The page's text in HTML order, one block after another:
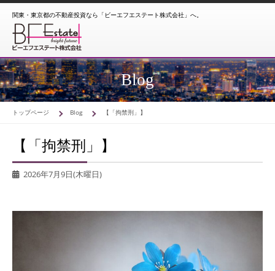
関東・東京都の不動産投資なら「ビーエフエステート株式会社」へ。
Blog
トップページ Blog 【「拘禁刑」】
【「拘禁刑」】
2026年7月9日(木曜日)